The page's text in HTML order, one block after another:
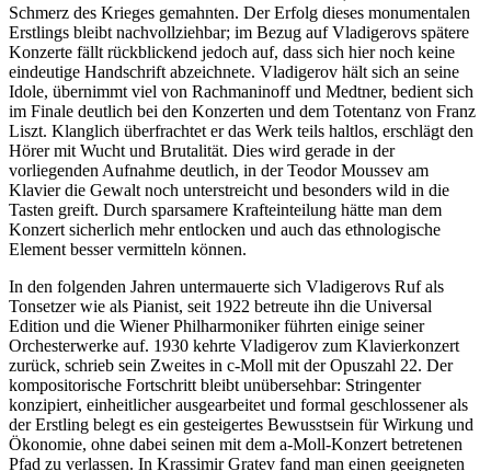
Schmerz des Krieges gemahnten. Der Erfolg dieses monumentalen
Erstlings bleibt nachvollziehbar; im Bezug auf Vladigerovs spätere
Konzerte fällt rückblickend jedoch auf, dass sich hier noch keine
eindeutige Handschrift abzeichnete. Vladigerov hält sich an seine
Idole, übernimmt viel von Rachmaninoff und Medtner, bedient sich
im Finale deutlich bei den Konzerten und dem Totentanz von Franz
Liszt. Klanglich überfrachtet er das Werk teils haltlos, erschlägt den
Hörer mit Wucht und Brutalität. Dies wird gerade in der
vorliegenden Aufnahme deutlich, in der Teodor Moussev am
Klavier die Gewalt noch unterstreicht und besonders wild in die
Tasten greift. Durch sparsamere Krafteinteilung hätte man dem
Konzert sicherlich mehr entlocken und auch das ethnologische
Element besser vermitteln können.
In den folgenden Jahren untermauerte sich Vladigerovs Ruf als
Tonsetzer wie als Pianist, seit 1922 betreute ihn die Universal
Edition und die Wiener Philharmoniker führten einige seiner
Orchesterwerke auf. 1930 kehrte Vladigerov zum Klavierkonzert
zurück, schrieb sein Zweites in c-Moll mit der Opuszahl 22. Der
kompositorische Fortschritt bleibt unübersehbar: Stringenter
konzipiert, einheitlicher ausgearbeitet und formal geschlossener als
der Erstling belegt es ein gesteigertes Bewusstsein für Wirkung und
Ökonomie, ohne dabei seinen mit dem a-Moll-Konzert betretenen
Pfad zu verlassen. In Krassimir Gratev fand man einen geeigneten